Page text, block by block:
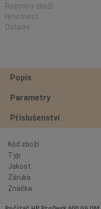
Rozměry zboží
Hmotnost
Ostatní
Popis
Parametry
Příslušenství
Kód zboží
Typ
Jakost:
Záruka
Značka